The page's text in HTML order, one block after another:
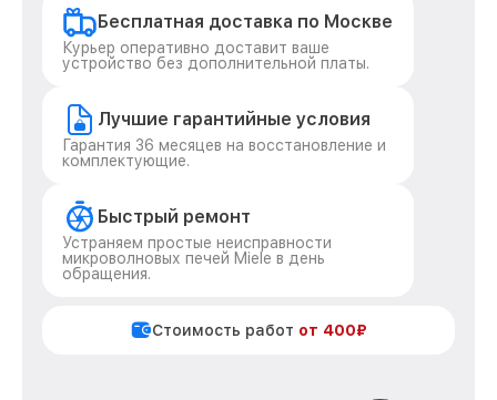
Бесплатная доставка по Москве
Курьер оперативно доставит ваше
устройство без дополнительной платы.
Лучшие гарантийные условия
Гарантия 36 месяцев на восстановление и
комплектующие.
Быстрый ремонт
Устраняем простые неисправности
микроволновых печей Miele в день
обращения.
Стоимость работ от 400₽